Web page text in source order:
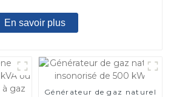
En savoir plus
Générateur de gaz naturel